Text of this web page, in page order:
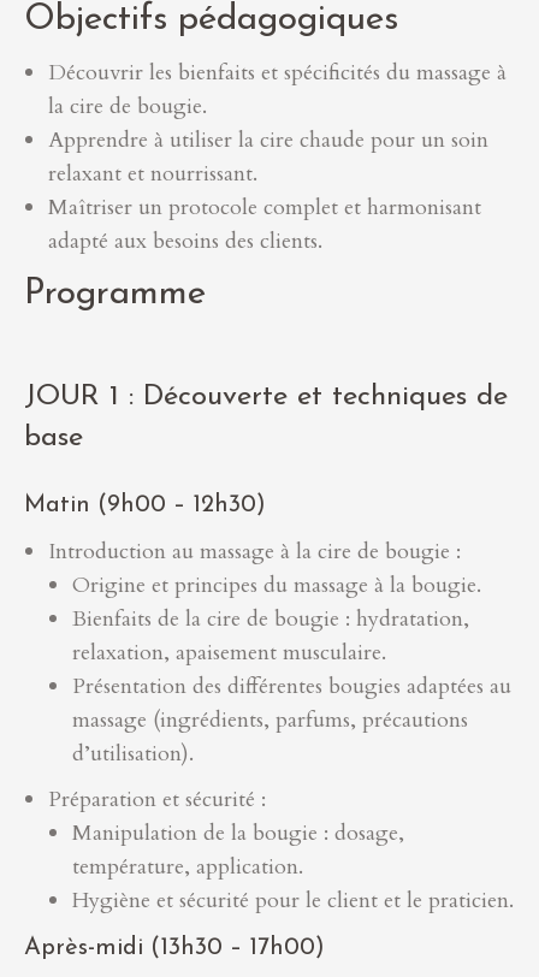
Objectifs pédagogiques
Découvrir les bienfaits et spécificités du massage à
la cire de bougie.
Apprendre à utiliser la cire chaude pour un soin
relaxant et nourrissant.
Maîtriser un protocole complet et harmonisant
adapté aux besoins des clients.
Programme
JOUR 1 : Découverte et techniques de
base
Matin (9h00 – 12h30)
Introduction au massage à la cire de bougie :
Origine et principes du massage à la bougie.
Bienfaits de la cire de bougie : hydratation,
relaxation, apaisement musculaire.
Présentation des différentes bougies adaptées au
massage (ingrédients, parfums, précautions
d’utilisation).
Préparation et sécurité :
Manipulation de la bougie : dosage,
température, application.
Hygiène et sécurité pour le client et le praticien.
Après-midi (13h30 – 17h00)